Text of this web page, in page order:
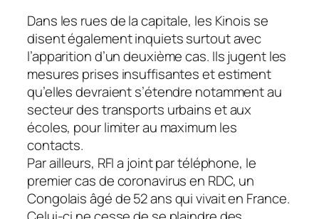
Dans les rues de la capitale, les Kinois se
disent également inquiets surtout avec
l’apparition d’un deuxième cas. Ils jugent les
mesures prises insuffisantes et estiment
qu’elles devraient s’étendre notamment au
secteur des transports urbains et aux
écoles, pour limiter au maximum les
contacts.
Par ailleurs, RFI a joint par téléphone, le
premier cas de coronavirus en RDC, un
Congolais âgé de 52 ans qui vivait en France.